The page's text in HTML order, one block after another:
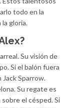
todo en la
la gloria.
Su visión de
Si el balón fuera
Sparrow.
Su regate es
el césped. Si